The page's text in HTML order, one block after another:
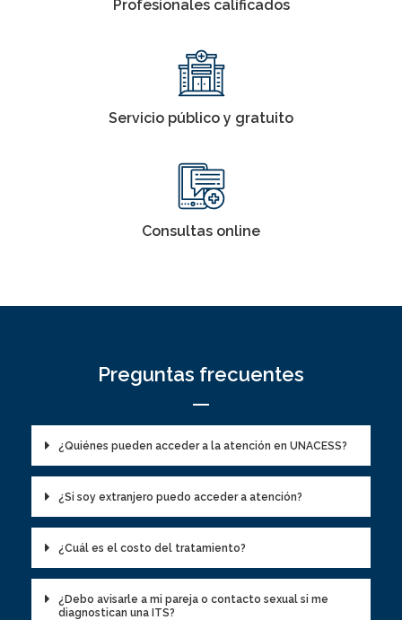
Profesionales calificados
Servicio público y gratuito
Consultas online
Preguntas frecuentes
¿Quiénes pueden acceder a la atención en UNACESS?
¿Si soy extranjero puedo acceder a atención?
¿Cuál es el costo del tratamiento?
¿Debo avisarle a mi pareja o contacto sexual si me
diagnostican una ITS?